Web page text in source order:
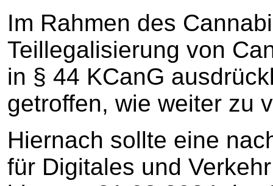
Im Rahmen des
Teillegalisierung von
in § 44 KCanG
getroffen, wie weiter zu
Hiernach sollte eine
für Digitales und